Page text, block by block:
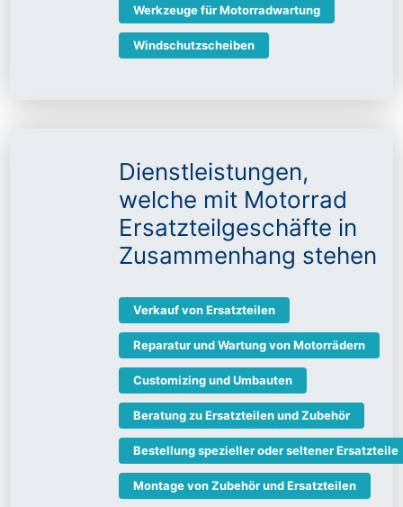
Werkzeuge für Motorradwartung
Windschutzscheiben
Dienstleistungen,
welche mit Motorrad
Ersatzteilgeschäfte in
Zusammenhang stehen
Verkauf von Ersatzteilen
Reparatur und Wartung von Motorrädern
Customizing und Umbauten
Beratung zu Ersatzteilen und Zubehör
Bestellung spezieller oder seltener Ersatzteile
Montage von Zubehör und Ersatzteilen